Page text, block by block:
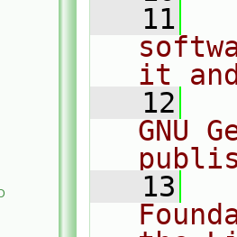
   11
it
   12
GNU
   13